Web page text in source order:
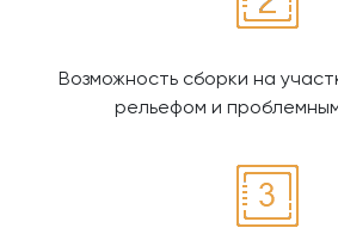
Возможность сборки на
рельефом и